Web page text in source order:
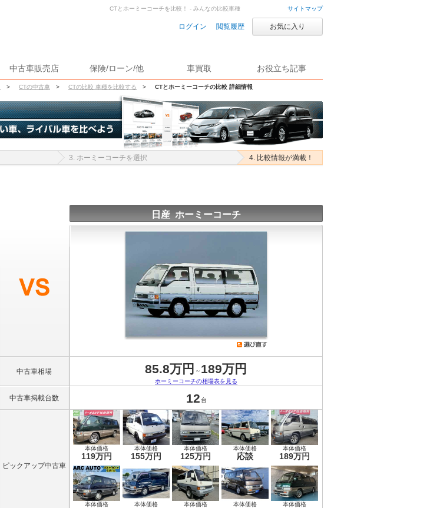
サイトマップ
ログイン 閲覧履歴 お気に入り
中古車販売店 保険/ローン/他 車買取 お役立ち記事
> CTの中古車 > CTの比較 車種を比較する > CTとホーミーコーチの比較 詳細情報
CTとホーミーコーチを比較！ - みんなの比較車種
3. ホーミーコーチを選択 4. 比較情報が満載！
日産 ホーミーコーチ
中古車相場 85.8万円 ～ 189万円
ホーミーコーチの相場表を見る
中古車掲載台数 12 台
ピックアップ中古車
本体価格
119万円
本体価格
155万円
本体価格
125万円
本体価格
応談
本体価格
189万円
本体価格 本体価格 本体価格 本体価格 本体価格